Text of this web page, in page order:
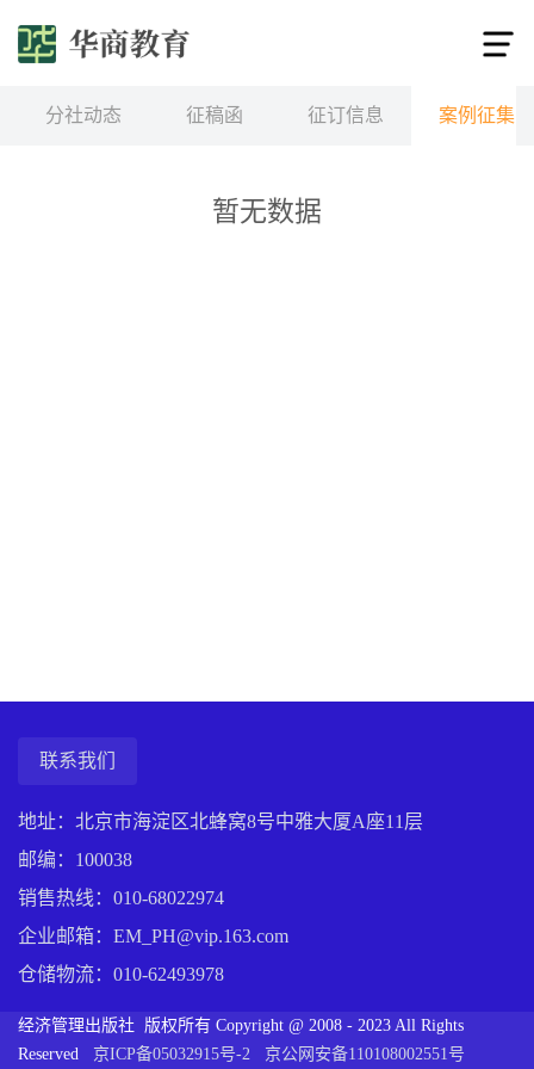
分社动态 征稿函 征订信息 案例征集
暂无数据
联系我们
地址：北京市海淀区北蜂窝8号中雅大厦A座11层
邮编：100038
销售热线： 010-68022974
企业邮箱：EM_PH@vip.163.com
仓储物流： 010-62493978
经济管理出版社 版权所有 Copyright @ 2008 - 2023 All Rights
Reserved 京ICP备05032915号-2 京公网安备110108002551号